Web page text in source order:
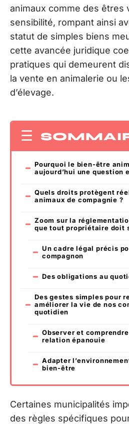
animaux comme des êtres
sensibilité, rompant ainsi
statut de simples biens
cette avancée juridique
pratiques qui demeurent
la vente en animalerie ou
d’élevage.
Pourquoi le bien-être
aujourd’hui une question
Quels droits protègent
animaux de compagnie ?
Zoom sur la
que tout propriétaire doit
Un cadre légal précis
compagnon
Des obligations au
Des gestes simples pour
améliorer la vie de nos
quotidien
Observer et
relation épanouie
Adapter
bien-être
Certaines municipalités
des règles spécifiques